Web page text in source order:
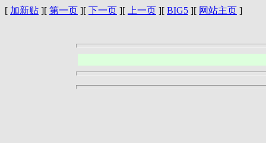
[ 加新贴 ][ 第一页 ][ 下一页 ][ 上一页 ][ BIG5 ][ 网站主页 ]